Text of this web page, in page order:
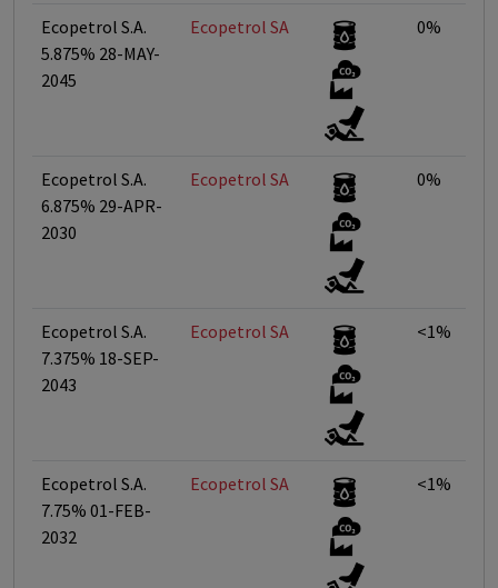
Ecopetrol S.A.
5.875% 28-MAY-
2045
Ecopetrol SA 0%
Ecopetrol S.A.
6.875% 29-APR-
2030
Ecopetrol SA 0%
Ecopetrol S.A.
7.375% 18-SEP-
2043
Ecopetrol SA <1%
Ecopetrol S.A.
7.75% 01-FEB-
2032
Ecopetrol SA <1%